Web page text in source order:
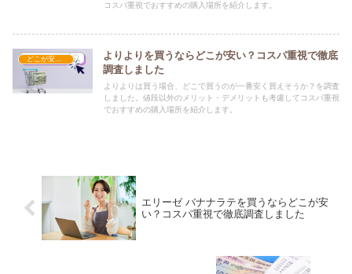
コスパ重視でおすすめの購入場所を紹介します。
どこが安い？-お菓子・スイーツ・アイス
よりよりを買うならどこが安い？コスパ重視で徹底
調査しました
よりよりは買う場合、どこで買うのが一番安く買えそうか？を調査
しました。値段以外のメリット・デメリットも考慮してコスパ重視
でおすすめの購入場所を紹介します。
エリーゼ バナナラテを買うならどこが安
い？コスパ重視で徹底調査しました